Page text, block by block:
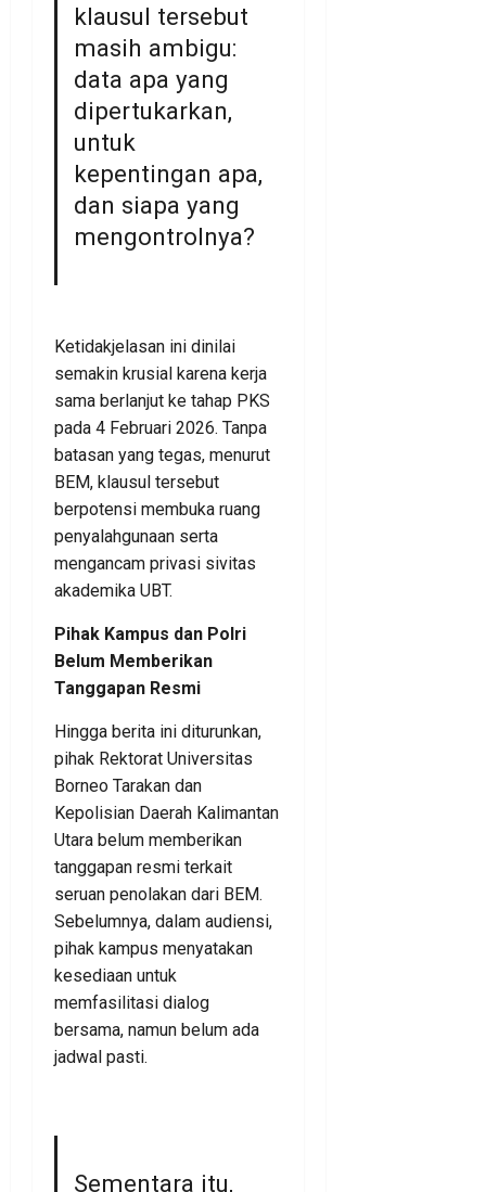
klausul tersebut
masih ambigu:
data apa yang
dipertukarkan,
untuk
kepentingan apa,
dan siapa yang
mengontrolnya?
Ketidakjelasan ini dinilai
semakin krusial karena kerja
sama berlanjut ke tahap PKS
pada 4 Februari 2026. Tanpa
batasan yang tegas, menurut
BEM, klausul tersebut
berpotensi membuka ruang
penyalahgunaan serta
mengancam privasi sivitas
akademika UBT.
Pihak Kampus dan Polri
Belum Memberikan
Tanggapan Resmi
Hingga berita ini diturunkan,
pihak Rektorat Universitas
Borneo Tarakan dan
Kepolisian Daerah Kalimantan
Utara belum memberikan
tanggapan resmi terkait
seruan penolakan dari BEM.
Sebelumnya, dalam audiensi,
pihak kampus menyatakan
kesediaan untuk
memfasilitasi dialog
bersama, namun belum ada
jadwal pasti.
Sementara itu,